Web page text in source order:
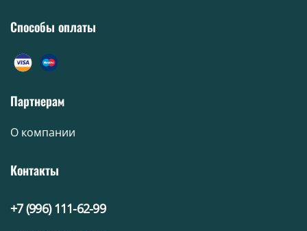
Способы оплаты
Партнерам
О компании
Контакты
+7 (996) 111-62-99